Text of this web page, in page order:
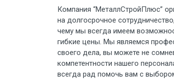
Груз до 6 м, вес до 3 тн
Груз до 6 м, вес до 5 тн
Груз до 6 м, вес до 8 тн
Компания “МеталлСтройПлюс”
на долгосрочное
чему мы всегда имеем
гибкие цены. Мы являемся
своего дела, вы можете не
компетентности нашего
всегда рад помочь вам с